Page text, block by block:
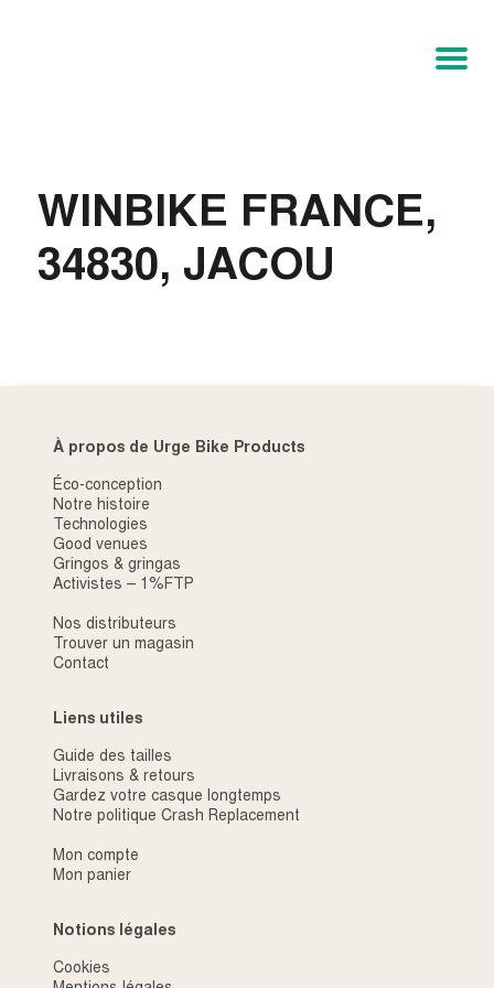
WINBIKE FRANCE,
34830, JACOU
À propos de Urge Bike Products
Éco-conception
Notre histoire
Technologies
Good venues
Gringos & gringas
Activistes – 1%FTP
Nos distributeurs
Trouver un magasin
Contact
Liens utiles
Guide des tailles
Livraisons & retours
Gardez votre casque longtemps
Notre politique Crash Replacement
Mon compte
Mon panier
Notions légales
Cookies